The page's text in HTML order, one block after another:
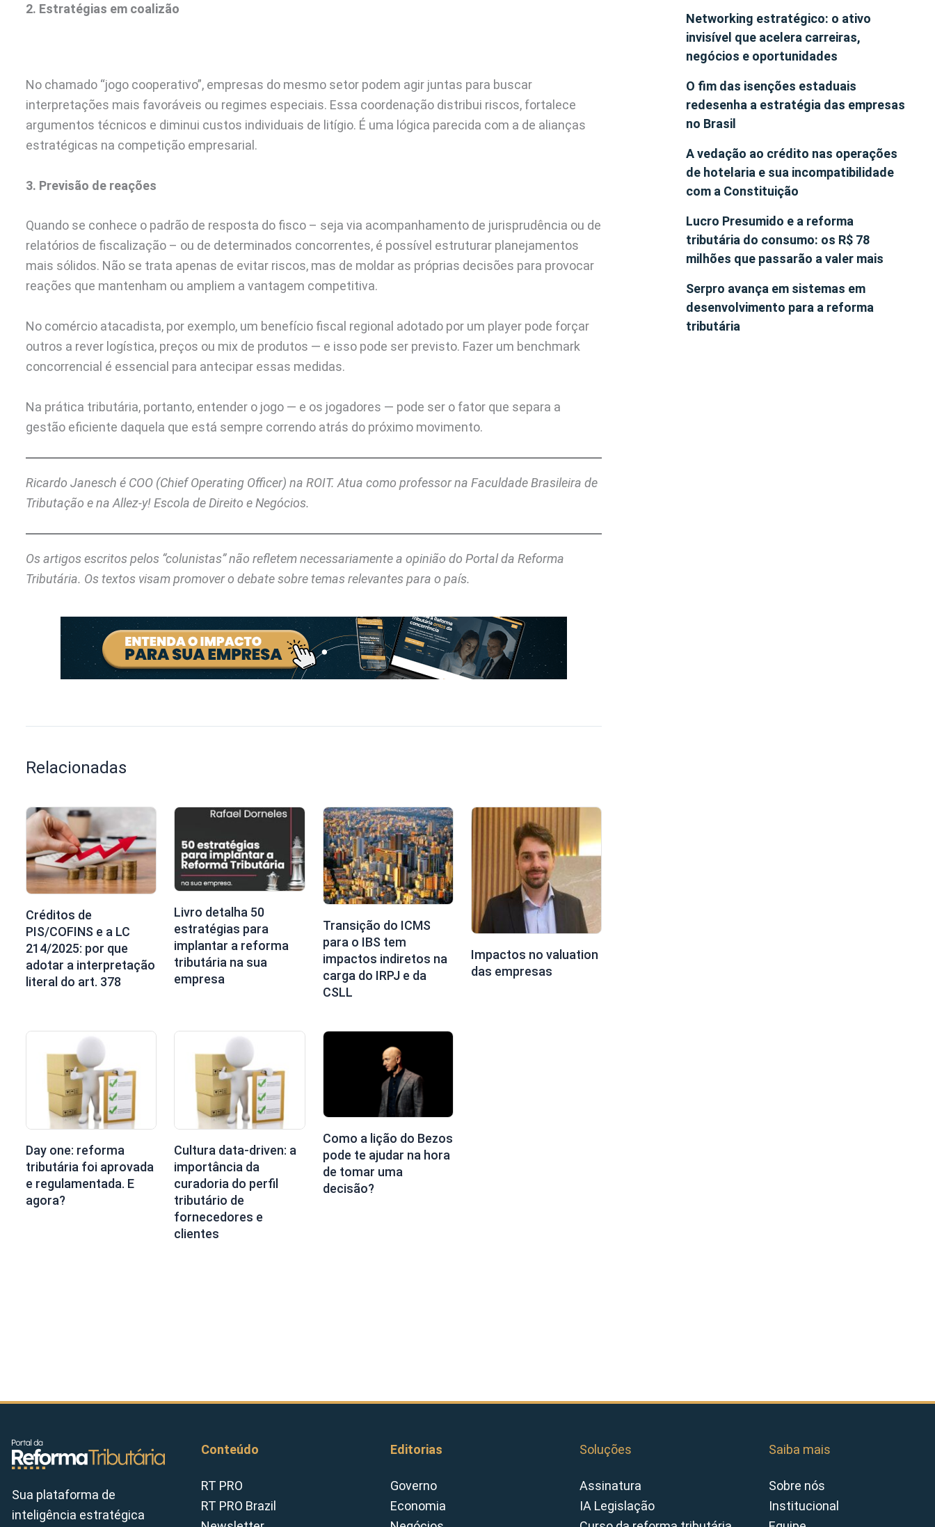
2. Estratégias em coalizão
No chamado “jogo cooperativo”, empresas do mesmo setor podem agir juntas para buscar
interpretações mais favoráveis ou regimes especiais. Essa coordenação distribui riscos, fortalece
argumentos técnicos e diminui custos individuais de litígio. É uma lógica parecida com a de alianças
estratégicas na competição empresarial.
3. Previsão de reações
Quando se conhece o padrão de resposta do fisco – seja via acompanhamento de jurisprudência ou de
relatórios de fiscalização – ou de determinados concorrentes, é possível estruturar planejamentos
mais sólidos. Não se trata apenas de evitar riscos, mas de moldar as próprias decisões para provocar
reações que mantenham ou ampliem a vantagem competitiva.
No comércio atacadista, por exemplo, um benefício fiscal regional adotado por um player pode forçar
outros a rever logística, preços ou mix de produtos — e isso pode ser previsto. Fazer um benchmark
concorrencial é essencial para antecipar essas medidas.
Na prática tributária, portanto, entender o jogo — e os jogadores — pode ser o fator que separa a
gestão eficiente daquela que está sempre correndo atrás do próximo movimento.
Ricardo Janesch é COO (Chief Operating Officer) na ROIT. Atua como professor na Faculdade Brasileira de
Tributação e na Allez-y! Escola de Direito e Negócios.
Os artigos escritos pelos “colunistas” não refletem necessariamente a opinião do Portal da Reforma
Tributária. Os textos visam promover o debate sobre temas relevantes para o país.
Relacionadas
Créditos de
PIS/COFINS e a LC
214/2025: por que
adotar a interpretação
literal do art. 378
Livro detalha 50
estratégias para
implantar a reforma
tributária na sua
empresa
Transição do ICMS
para o IBS tem
impactos indiretos na
carga do IRPJ e da
CSLL
Impactos no valuation
das empresas
Day one: reforma
tributária foi aprovada
e regulamentada. E
agora?
Cultura data-driven: a
importância da
curadoria do perfil
tributário de
fornecedores e
clientes
Como a lição do Bezos
pode te ajudar na hora
de tomar uma
decisão?
Networking estratégico: o ativo
invisível que acelera carreiras,
negócios e oportunidades
O fim das isenções estaduais
redesenha a estratégia das empresas
no Brasil
A vedação ao crédito nas operações
de hotelaria e sua incompatibilidade
com a Constituição
Lucro Presumido e a reforma
tributária do consumo: os R$ 78
milhões que passarão a valer mais
Serpro avança em sistemas em
desenvolvimento para a reforma
tributária
Sua plataforma de
inteligência estratégica
Conteúdo
RT PRO
RT PRO Brazil
Editorias
Governo
Economia
Soluções
Assinatura
IA Legislação
Saiba mais
Sobre nós
Institucional